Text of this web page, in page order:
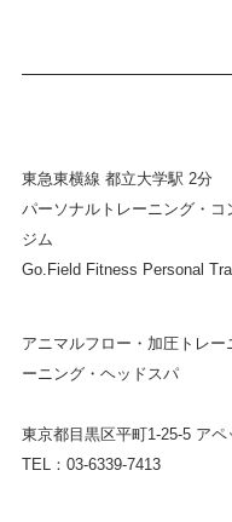
東急東横線 都立大学駅 2分
パーソナルトレーニング・コ
ジム
Go.Field Fitness Personal
アニマルフロー・加圧トレー
ーニング・ヘッドスパ
東京都目黒区平町1-25-5 アペ
TEL：03-6339-7413